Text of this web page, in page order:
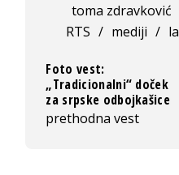
toma zdravković
RTS / mediji /
Foto vest:
„Tradicionalni“ doček
za srpske odbojkašice
prethodna vest